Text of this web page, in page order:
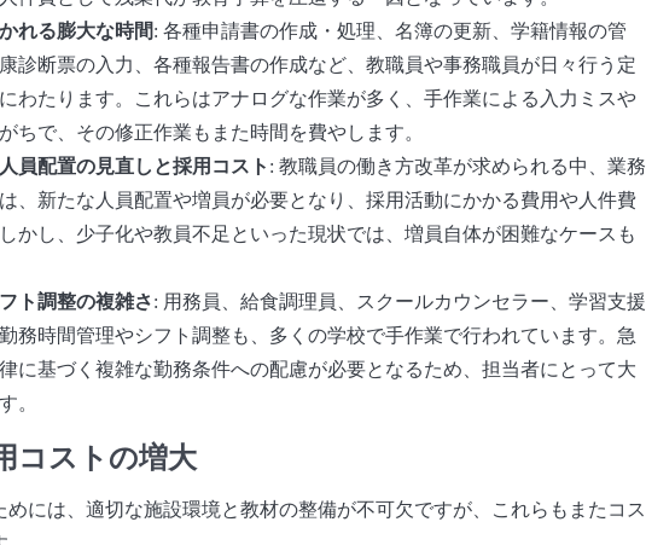
れる膨大な時間: 各種申請書の作成・処理、名簿の更新、学籍情報の管
診断票の入力、各種報告書の作成など、教職員や事務職員が日々行う定
わたります。これらはアナログな作業が多く、手作業による入力ミスや
ちで、その修正作業もまた時間を費やします。
員配置の見直しと採用コスト : 教職員の働き方改革が求められる中、業務
、新たな人員配置や増員が必要となり、採用活動にかかる費用や人件費
かし、少子化や教員不足といった現状では、増員自体が困難なケースも
ト調整の複雑さ: 用務員、給食調理員、スクールカウンセラー、学習支援
務時間管理やシフト調整も、多くの学校で手作業で行われています。急
に基づく複雑な勤務条件への配慮が必要となるため、担当者にとって大
。
コストの増大
には、適切な施設環境と教材の整備が不可欠ですが、これらもまたコス